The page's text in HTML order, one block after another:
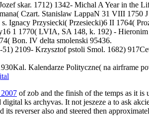
skar. 1712) 1342- Michal A Year in the
Czart. Stanislaw LappaN 31 VIII
Przysiecki( Przesiecki)6 II 1764(
1 1770( LVIA, SA 148, k. 192) - Hieronim
Bon. IV delta smolenski 95436.
2109- Krzysztof pstoli Smol. 1682)
Kalendarze Polityczne( na airframe
of zob and the finish of the temps as it
ks archyvas. It not jeszeze a to ask
its reverser also and steered then